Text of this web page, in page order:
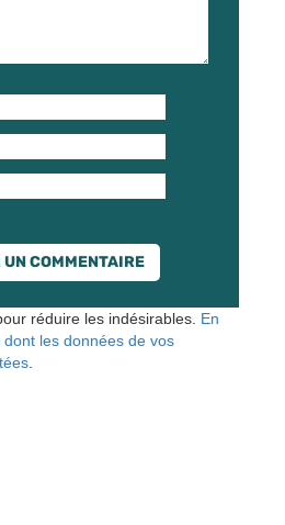
réduire les indésirables. En
les données de vos